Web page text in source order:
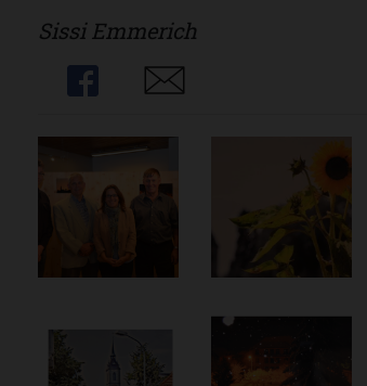
Sissi Emmerich
Share
Share